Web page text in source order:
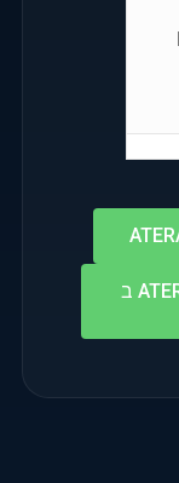
הורדת תוכנת שליטה מרחוק ATERA ב